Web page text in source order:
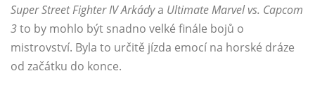
Super Street Fighter IVArkádya Ultimate Marvel vs. Capcom
3to by mohlo být snadno velké finále bojů o
mistrovství. Byla to určitě jízda emocí na horské dráze
od začátku do konce.